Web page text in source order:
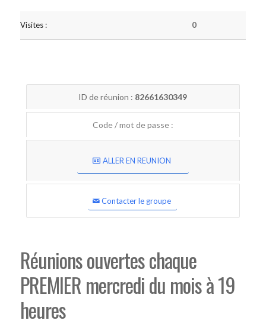
Visites : 0
ID de réunion : 82661630349
Code / mot de passe :
ALLER EN REUNION
Contacter le groupe
Réunions ouvertes chaque
PREMIER mercredi du mois à 19
heures